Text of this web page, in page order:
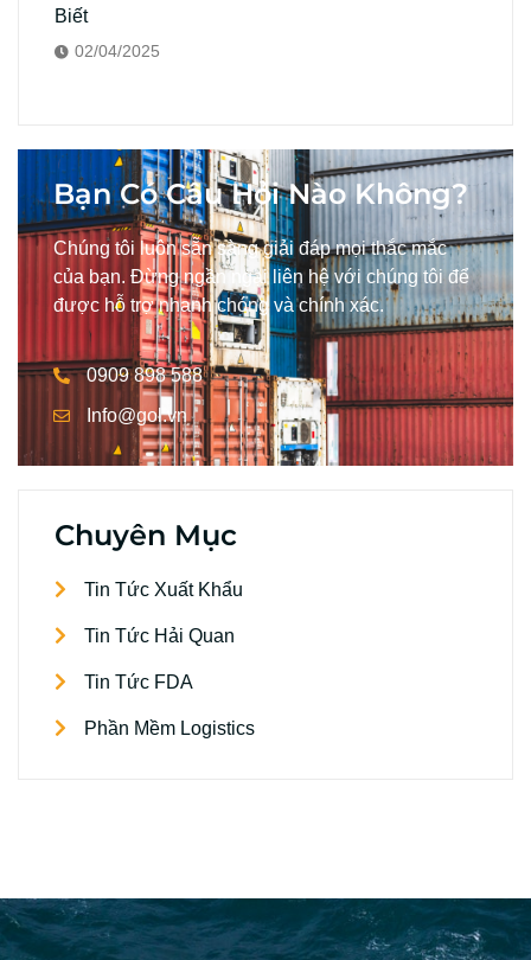
Biết
02/04/2025
Bạn Có Câu Hỏi Nào Không?
Chúng tôi luôn sẵn sàng giải đáp mọi thắc mắc
của bạn. Đừng ngần ngại liên hệ với chúng tôi để
được hỗ trợ nhanh chóng và chính xác.
0909 898 588
Info@gol.vn
Chuyên Mục
Tin Tức Xuất Khẩu
Tin Tức Hải Quan
Tin Tức FDA
Phần Mềm Logistics